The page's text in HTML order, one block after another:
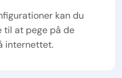
kan du
at pege på de
internettet.